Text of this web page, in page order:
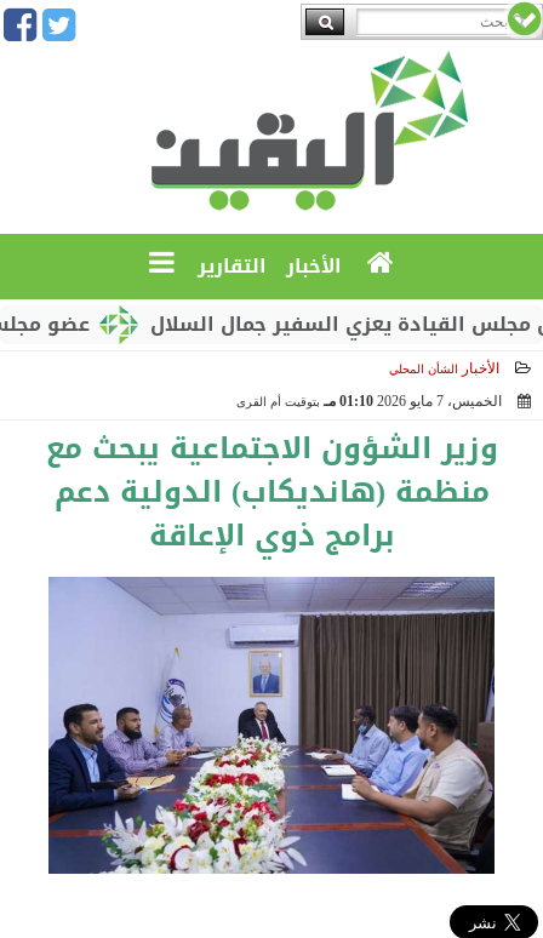
الأخبار التقارير
عضو مجلس
يعزي السفير جمال السلال
الأخبار الشأن المحلي
الخميس، 7 مايو 2026 01:10 مـ بتوقيت أم القرى
وزير الشؤون الاجتماعية يبحث مع
منظمة (هانديكاب) الدولية دعم
برامج ذوي الإعاقة